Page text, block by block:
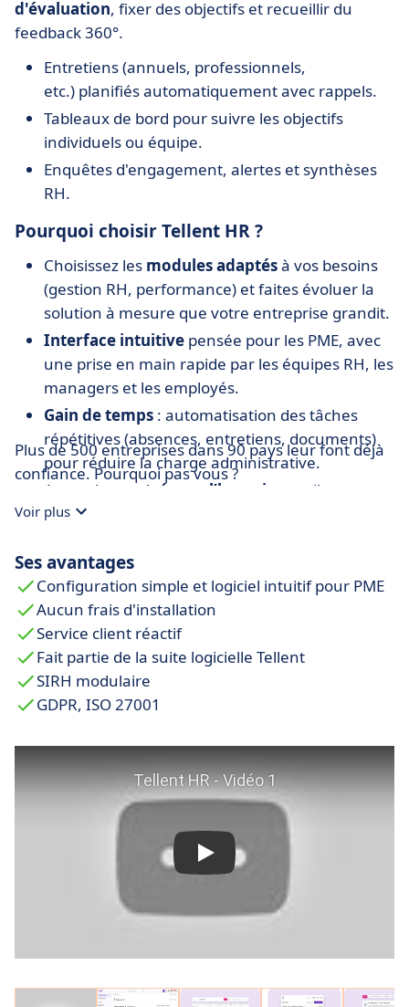
d'évaluation, fixer des objectifs et recueillir du
feedback 360°.
Entretiens (annuels, professionnels,
etc.) planifiés automatiquement avec rappels.
Tableaux de bord pour suivre les objectifs
individuels ou équipe.
Enquêtes d'engagement, alertes et synthèses
RH.
Pourquoi choisir Tellent HR ?
Choisissez les modules adaptésà vos besoins
(gestion RH, performance) et faites évoluer la
solution à mesure que votre entreprise grandit.
Interface intuitive pensée pour les PME, avec
une prise en main rapide par les équipes RH, les
managers et les employés.
Gain de temps : automatisation des tâches
répétitives (absences, entretiens, documents)
pour réduire la charge administrative.
Approche
centrée sur l’humain
: outils
favorisant le feedback, la reconnaissance, la
talents.
Solution conforme au RGPD, certifiée ISO
27001, intégrée à plus de 200 outils partenaires
(paie, signature électronique, SSO…), facilitant la
cohérence des données RH.
Plus de 500 entreprises dans 90 pays leur font déjà
confiance. Pourquoi pas vous ?
Voir plus
Ses avantages
Configuration simple et logiciel intuitif pour PME
Aucun frais d'installation
Service client réactif
Fait partie de la suite logicielle Tellent
SIRH modulaire
GDPR, ISO 27001